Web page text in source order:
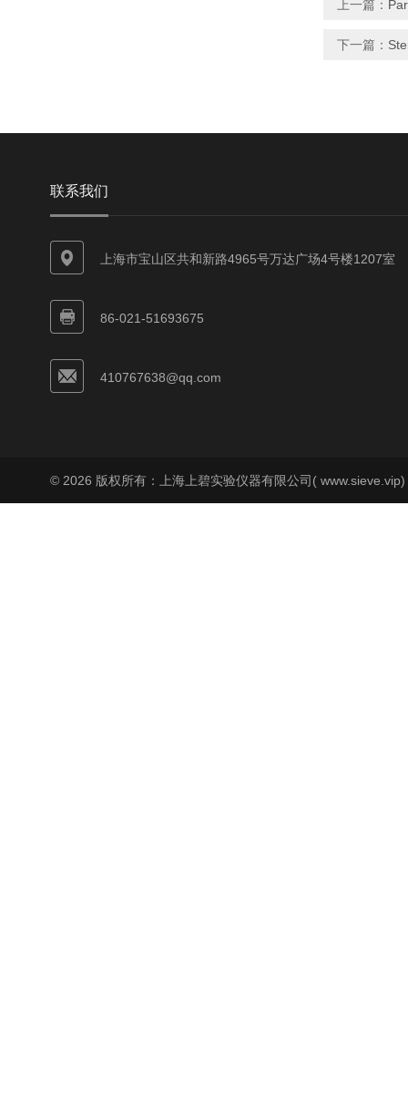
上一篇：
下一篇：
联系我们
上海市宝山区共和新路4965号万达广场4号楼1207室
86-021-51693675
410767638@qq.com
© 2026 版权所有：上海上碧实验仪器有限公司(